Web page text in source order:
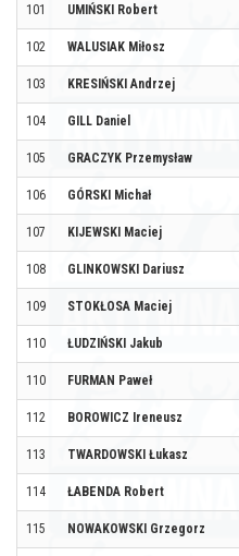
101 UMIŃSKI Robert
102 WALUSIAK Miłosz
103 KRESIŃSKI Andrzej
104 GILL Daniel
105 GRACZYK Przemysław
106 GÓRSKI Michał
107 KIJEWSKI Maciej
108 GLINKOWSKI Dariusz
109 STOKŁOSA Maciej
110 ŁUDZIŃSKI Jakub
110 FURMAN Paweł
112 BOROWICZ Ireneusz
113 TWARDOWSKI Łukasz
114 ŁABENDA Robert
115 NOWAKOWSKI Grzegorz